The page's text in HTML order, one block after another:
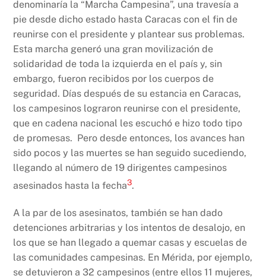
denominaría la “Marcha Campesina”, una travesía a
pie desde dicho estado hasta Caracas con el fin de
reunirse con el presidente y plantear sus problemas.
Esta marcha generó una gran movilización de
solidaridad de toda la izquierda en el país y, sin
embargo, fueron recibidos por los cuerpos de
seguridad. Días después de su estancia en Caracas,
los campesinos lograron reunirse con el presidente,
que en cadena nacional les escuchó e hizo todo tipo
de promesas. Pero desde entonces, los avances han
sido pocos y las muertes se han seguido sucediendo,
llegando al número de 19 dirigentes campesinos
asesinados hasta la fecha3.
A la par de los asesinatos, también se han dado
detenciones arbitrarias y los intentos de desalojo, en
los que se han llegado a quemar casas y escuelas de
las comunidades campesinas. En Mérida, por ejemplo,
se detuvieron a 32 campesinos (entre ellos 11 mujeres,